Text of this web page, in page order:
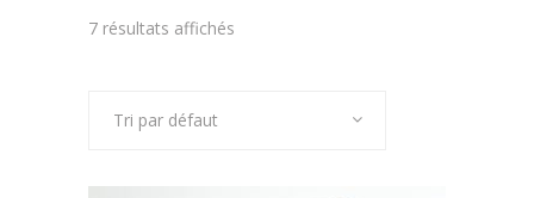
7 résultats affichés
Tri par défaut